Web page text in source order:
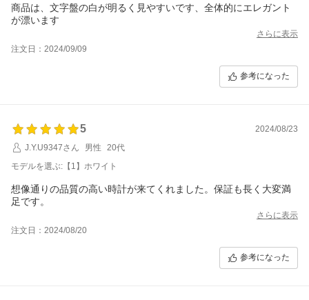
商品は、文字盤の白が明るく見やすいです、全体的にエレガント
が漂います
さらに表示
注文日：2024/09/09
参考になった
5
2024/08/23
J.Y.U9347さん
男性
20代
モデルを選ぶ:【1】ホワイト
想像通りの品質の高い時計が来てくれました。保証も長く大変満
足です。
さらに表示
注文日：2024/08/20
参考になった